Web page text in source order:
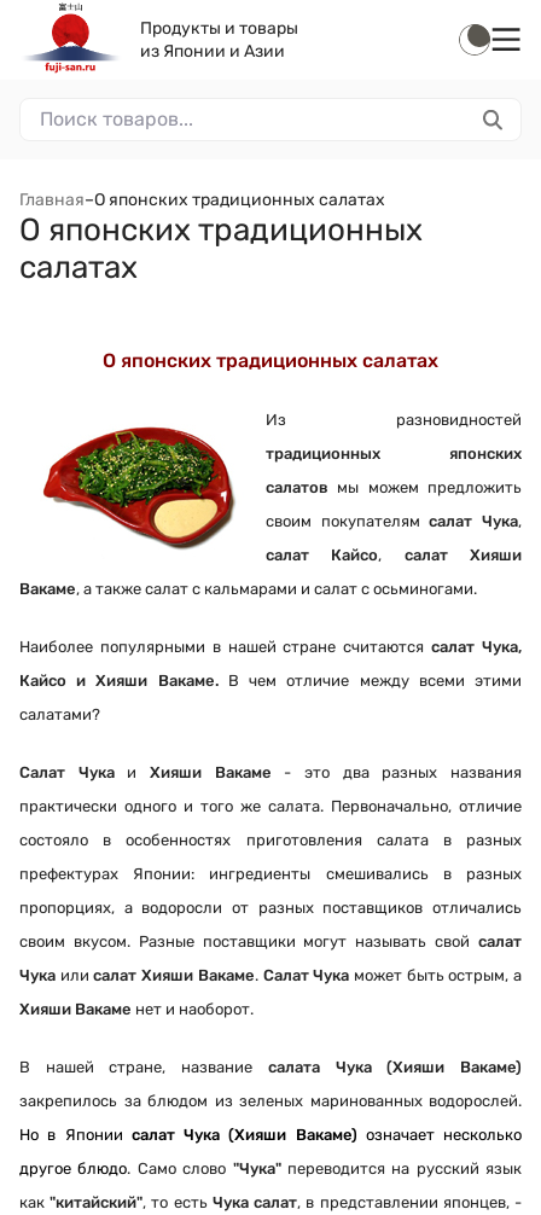
Продукты и товары
из Японии и Азии
Главная–О японских традиционных салатах
О японских традиционных
салатах
О японских традиционных салатах
Из разновидностей
традиционных японских
салатов мы можем предложить
своим покупателямсалат Чука,
салат Кайсо, салат Хияши
Вакаме, а также салат с кальмарами и салат с осьминогами.
Наиболее популярными в нашей стране считаютсясалат Чука,
Кайсо и Хияши Вакаме.В чем отличие между всеми этими
салатами?
Салат ЧукаиХияши Вакаме - это два разных названия
практически одного и того же салата. Первоначально, отличие
состояло в особенностях приготовления салата в разных
префектурах Японии: ингредиенты смешивались в разных
пропорциях, а водоросли от разных поставщиков отличались
своим вкусом. Разные поставщики могут называть свой салат
Чука илисалат Хияши Вакаме. Салат Чука может быть острым, а
Хияши Вакаме нет и наоборот.
В нашей стране, название салата Чука (Хияши Вакаме)
закрепилось за блюдом из зеленых маринованных водорослей.
Но в Японии салат Чука (Хияши Вакаме) означает несколько
другое блюдо. Само слово "Чука"переводится на русский язык
как"китайский", то есть Чука салат, в представлении японцев, -